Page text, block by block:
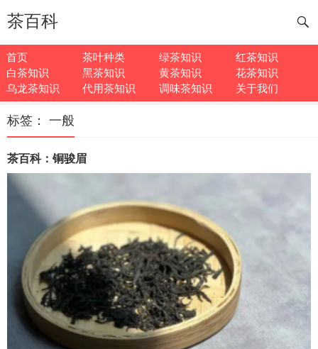
茶百科
首页 茶叶种类 绿茶知识
红茶知识
白茶知识
黑茶知识 黄茶知识
花茶知识
乌龙茶知识
代用茶知识 调味茶知识 关于我们
标签： 一般
茶百科：铜骏眉